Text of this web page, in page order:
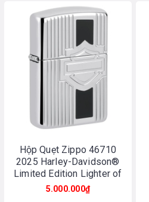
Hộp Quẹt Zippo 46710
2025 Harley-Davidson®
Limited Edition Lighter of
the Year
5.000.000₫